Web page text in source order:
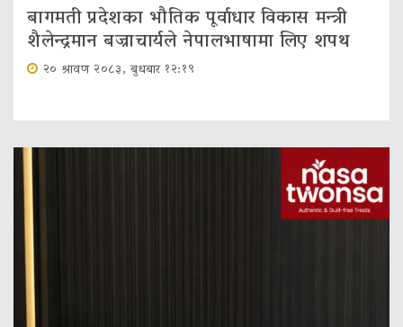
बागमती प्रदेशका भौतिक पूर्वाधार विकास मन्त्री
शैलेन्द्रमान बज्राचार्यले नेपालभाषामा लिए शपथ
२० श्रावण २०८३, बुधबार १२:१९